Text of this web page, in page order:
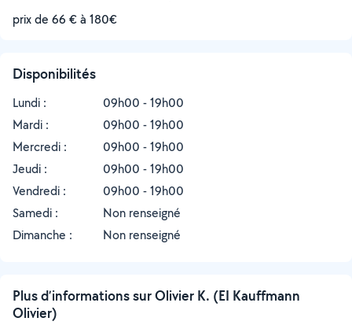
prix de 66 € à 180€
Disponibilités
Lundi :
09h00 - 19h00
Mardi :
09h00 - 19h00
Mercredi :
09h00 - 19h00
Jeudi :
09h00 - 19h00
Vendredi :
09h00 - 19h00
Samedi :
Non renseigné
Dimanche :
Non renseigné
Plus d’informations sur Olivier K. (EI Kauffmann
Olivier)